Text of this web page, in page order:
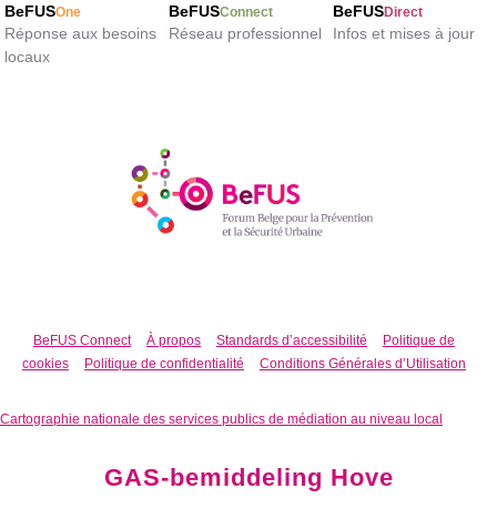
BeFUSOne
Réponse aux besoins
locaux
BeFUSConnect
Réseau professionnel
BeFUSDirect
Infos et mises à jour
BeFUS Connect À propos Standards d’accessibilité
Politique de
cookies
Politique de confidentialité Conditions Générales d’Utilisation
Cartographie nationale des services publics de médiation au niveau local
GAS-bemiddeling Hove